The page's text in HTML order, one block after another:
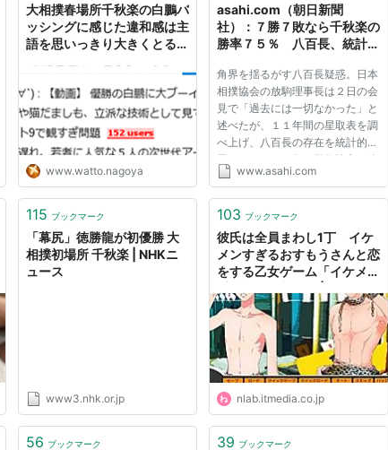
大相撲春場所千秋楽の白鵬バ
ッシングに感じた違和感は主
語を思いっきり大きくとると
のに対する意識のユルさ」な
のではないか？ - しいたげら
れた🍄‍🟫しいたけ
www.watto.nagoya
asahi.com（朝日新聞
社）：７勝７敗なら千秋楽の
勝率７５％ 八百長、統計で
角界を揺るがす八百長疑惑。日本
相撲協会の放駒理事長は２日の会
見で「過去には一切なかった」と
述べたが、１１年間の星取表を調
べ上げ、八百長の存在を統計的に
示した２００２年の学術論文が改
めて注目を集めている。 米シ
教授（経済学）らは１９８９年か
www.asahi.com
115 ブックマーク
「幕尻」徳勝龍が初優勝 大
相撲初場所 千秋楽 | NHKニ
ュース
www3.nhk.or.jp
103 ブックマーク
彼氏は全員まわし1丁 イケ
メンすぎるおすもうさんと恋
をする乙女ゲーム「イケメン
nlab.itmedia.co.jp
56 ブックマーク 39 ブックマーク